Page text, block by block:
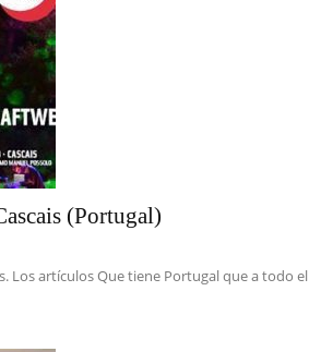
(Portugal)
artículos Que tiene Portugal que a todo